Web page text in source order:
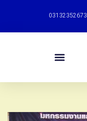
03132352673